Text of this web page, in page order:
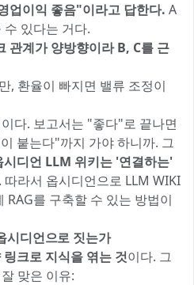
업이익 좋음"이라고 답한다. A
수 있다는 거다.
관계가 양방향이라 B, C를 근
, 환율이 빠지면 밸류 조정이
다. 보고서는 "좋다"로 끝나면
붙는다"까지 가야 하니까. 그
디언 LLM 위키는 '연결하는'
라서 옵시디언으로 LLM WIKI
RAG를 구축할 수 있는 방법이
시디언으로 짓는가
링크로 지식을 엮는 것이다. 그
맞은 이유: